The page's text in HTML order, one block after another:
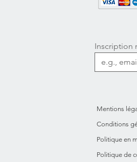
Inscription
Mentions
Conditions
Politique en
Politique de